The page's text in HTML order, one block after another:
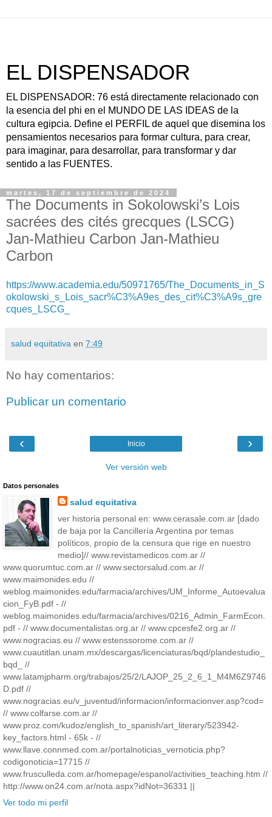
EL DISPENSADOR
EL DISPENSADOR: 76 está directamente relacionado con
la esencia del phi en el MUNDO DE LAS IDEAS de la
cultura egipcia. Define el PERFIL de aquel que disemina los
pensamientos necesarios para formar cultura, para crear,
para imaginar, para desarrollar, para transformar y dar
sentido a las FUENTES.
martes, 17 de septiembre de 2024
The Documents in Sokolowski’s Lois
sacrées des cités grecques (LSCG)
Jan-Mathieu Carbon Jan-Mathieu
Carbon
https://www.academia.edu/50971765/The_Documents_in_S
okolowski_s_Lois_sacr%C3%A9es_des_cit%C3%A9s_gre
cques_LSCG_
salud equitativa en 7:49
No hay comentarios:
Publicar un comentario
‹ ›
Inicio
Ver versión web
Datos personales
salud equitativa
ver historia personal en: www.cerasale.com.ar [dado
de baja por la Cancillería Argentina por temas
políticos, propio de la censura que rige en nuestro
medio]// www.revistamedicos.com.ar //
www.quorumtuc.com.ar // www.sectorsalud.com.ar //
www.maimonides.edu //
weblog.maimonides.edu/farmacia/archives/UM_Informe_Autoevalua
cion_FyB.pdf - //
weblog.maimonides.edu/farmacia/archives/0216_Admin_FarmEcon.
pdf - // www.documentalistas.org.ar // www.cpcesfe2.org.ar //
www.nogracias.eu // www.estenssorome.com.ar //
www.cuautitlan.unam.mx/descargas/licenciaturas/bqd/plandestudio_
bqd_ //
www.latamjpharm.org/trabajos/25/2/LAJOP_25_2_6_1_M4M6Z9746
D.pdf //
www.nogracias.eu/v_juventud/informacion/informacionver.asp?cod=
// www.colfarse.com.ar //
www.proz.com/kudoz/english_to_spanish/art_literary/523942-
key_factors.html - 65k - //
www.llave.connmed.com.ar/portalnoticias_vernoticia.php?
codigonoticia=17715 //
www.frusculleda.com.ar/homepage/espanol/activities_teaching.htm //
http://www.on24.com.ar/nota.aspx?idNot=36331 ||
Ver todo mi perfil